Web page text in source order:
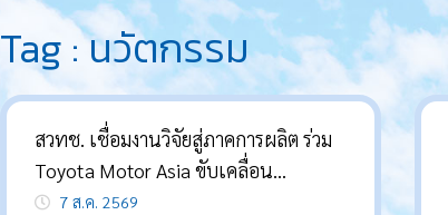
Tag : นวัตกรรม
สวทช. เชื่อมงานวิจัยสู่ภาคการผลิต ร่วม
Toyota Motor Asia ขับเคลื่อน
อุตสาหกรรมคาร์บอนต่ำ
7 ส.ค. 2569